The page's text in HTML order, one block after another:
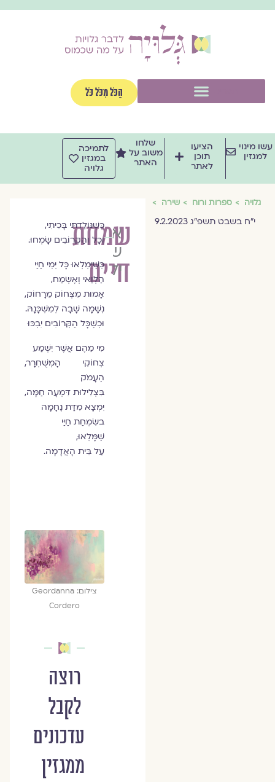
הַכֹּל מִכֹּל כֹּל
מינוי
למגזין
הציעו
תוכן
לאתר
שלחו
משוב על
האתר
לתמיכה
במגזין
גלויה
גלויה ספרות ורוח שירה
י״ח בשבט תשפ״ג 9.2.2023
שמחת
חיים
איריס
שפירא
ילון
כְּשֶׁנּוֹלַדְתִּי בָּכִיתִי,
וְכָּל וְהַקְּרוֹבִים שָׂמְחוּ.
כְּשֶׁיִּמְלְאוּ כָּל יְמֵי חַיַּי
הַלְּוַאי וְאֶשְׂמַח,
אָמוּת מִצְּחוֹק מֵרָחוֹק,
נְשָׁמָה שָׁבָה לְמִשְׁכָּנָהּ.
וּכְשֶׁכָּל הַקְּרוֹבִים יִבְכּוּ
מִי מֵהֶם אֲשֶׁר יִשְׁמַע
צְחוֹקִי הָמְשֻׁחְרָר,
הֶעָמֹק
בִּצְלִילוּת דִּמְעָה חַמָּה,
יִמְצָא מִדַּת נֶחָמָה
בשִׂמְחַת חַיַּי
שֶׁמָּלְאוּ,
עַל בֵּית הָאֲדָמָה.
צילום: Geordanna
Cordero
רוצה
לקבל
עדכונים
ממגזין